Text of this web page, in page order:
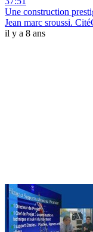
Une construction
Jean marc sroussi.
il y a 8 ans